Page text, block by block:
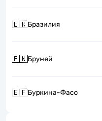
🇧🇷Бразилия
🇧🇳Бруней
🇧🇫Буркина-Фасо